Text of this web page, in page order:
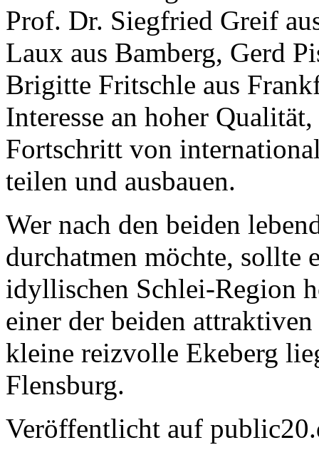
Prof. Dr. Siegfried Greif
Laux aus Bamberg, Gerd
Brigitte Fritschle aus
Interesse an hoher
Fortschritt von
teilen und ausbauen.
Wer nach den beiden
durchatmen möchte, sollte
idyllischen Schlei-Region
einer der beiden
kleine reizvolle Ekeberg
Flensburg.
Veröffentlicht auf